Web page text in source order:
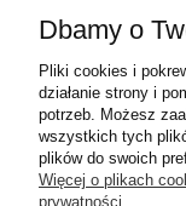
Dbamy o
Pliki cookies i
działanie strony i
potrzeb. Możesz
wszystkich tych
plików do swoich
Więcej o plikach
prywatności.